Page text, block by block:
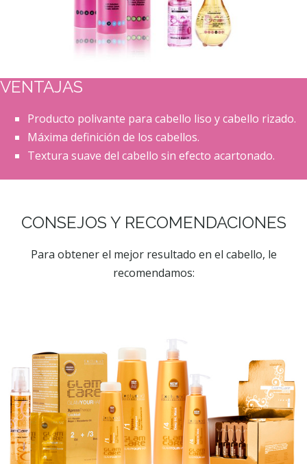
VENTAJAS
Producto polivante para cabello liso y cabello rizado.
Máxima definición de los cabellos.
Textura suave del cabello sin efecto acartonado.
CONSEJOS Y RECOMENDACIONES
Para obtener el mejor resultado en el cabello, le
recomendamos: